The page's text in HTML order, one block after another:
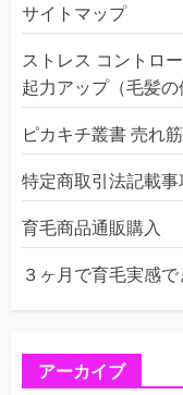
サイトマップ
ストレス コントロ
起力アップ（毛髪の
ピカキチ叢書 売れ
特定商取引法記載事
育毛商品通販購入
３ヶ月で育毛実感
アーカイブ